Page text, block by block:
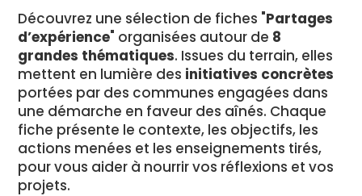
Découvrez une sélection de fiches "Partages
d’expérience" organisées autour de 8
grandes thématiques. Issues du terrain, elles
mettent en lumière des initiatives concrètes
portées par des communes engagées dans
une démarche en faveur des aînés. Chaque
fiche présente le contexte, les objectifs, les
actions menées et les enseignements tirés,
pour vous aider à nourrir vos réflexions et vos
projets.